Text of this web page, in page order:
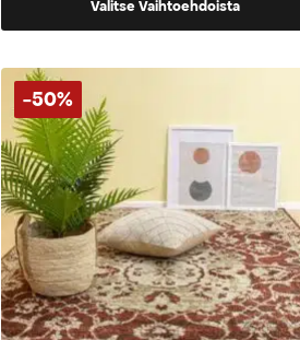
Valitse Vaihtoehdoista
tuotteella
useampi
muunnelma.
Voit
tehdä
valinnat
tuotteen
sivulla.
-50%